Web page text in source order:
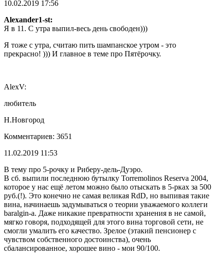
10.02.2019 17:56
Alexander1-st:
Я в 11. С утра выпил-весь день свободен)))
Я тоже с утра, считаю пить шампанское утром - это
прекрасно! ))) И главное в теме про Пятёрочку.
AlexV:
любитель
Н.Новгород
Комментариев: 3651
11.02.2019 11:53
В тему про 5-рочку и Риберу-дель-Дуэро.
В сб. выпили последнюю бутылку Torremolinos Reserva 2004,
которое у нас ещё летом можно было отыскать в 5-рках за 500
руб.(!). Это конечно не самая великая RdD, но выпивая такие
вина, начинаешь задумываться о теории уважаемого коллеги
baralgin-а. Даже никакие превратности хранения в не самой,
мягко говоря, подходящей для этого вина торговой сети, не
смогли умалить его качество. Зрелое (этакий пенсионер с
чувством собственного достоинства), очень
сбалансированное, хорошее вино - мои 90/100.